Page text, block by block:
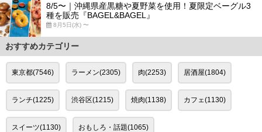
8/5〜｜沖縄県産黒糖や夏野菜を使用！夏限定ベーグル3
種を販売『BAGEL&BAGEL』
8月5日(水) 〜
おすすめカテゴリー
東京都(7546) ラーメン(2305) 肉(2253) 居酒屋(1804)
ランチ(1225) 渋谷区(1215) 焼肉(1138) カフェ(1130)
スイーツ(1130) おもしろ・話題(1065)